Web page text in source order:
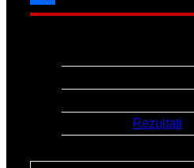
Share
Rezultati